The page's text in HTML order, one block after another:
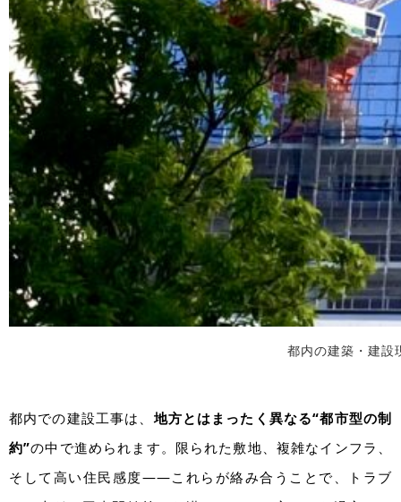
都内の建築・建設
都内での建設工事は、地方とはまったく異なる“都市型の制
約”の中で進められます。限られた敷地、複雑なインフラ、
そして高い住民感度――これらが絡み合うことで、トラブ